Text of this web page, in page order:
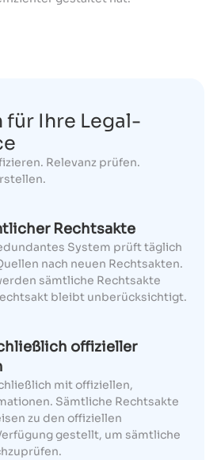
für Ihre Legal-
Relevanz prüfen.
Rechtsakte
System prüft täglich
nach neuen Rechtsakten.
sämtliche Rechtsakte
bleibt unberücksichtigt.
offizieller
mit offiziellen,
Sämtliche Rechtsakte
zu den offiziellen
gestellt, um sämtliche